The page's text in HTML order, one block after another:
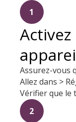
1
Assurez-vous
Allez dans >
Vérifier que le
2